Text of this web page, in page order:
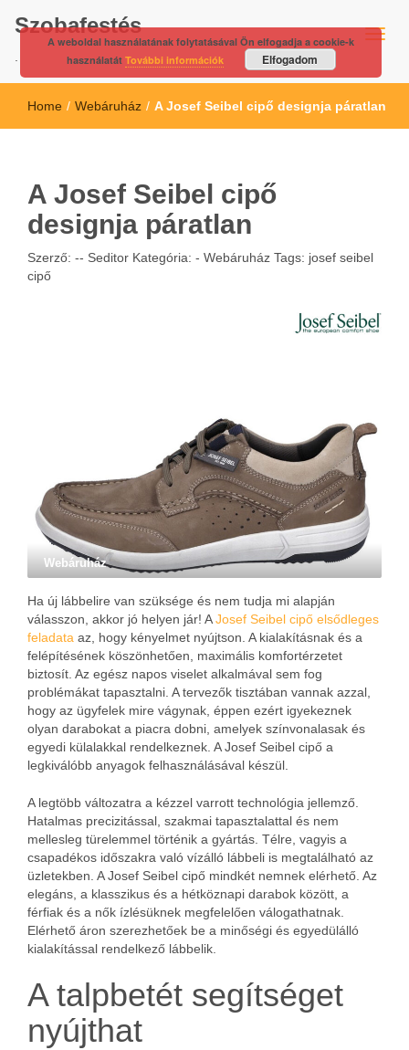
Szobafestés
Home / Webáruház / A Josef Seibel cipő designja páratlan
A Josef Seibel cipő
designja páratlan
Szerző: -- Seditor Kategória: - Webáruház Tags: josef seibel
cipő
Webáruház
Ha új lábbelire van szüksége és nem tudja mi alapján
válasszon, akkor jó helyen jár! AJosef Seibel cipő elsődleges
feladata az, hogy kényelmet nyújtson. A kialakításnak és a
felépítésének köszönhetően, maximális komfortérzetet
biztosít. Az egész napos viselet alkalmával sem fog
problémákat tapasztalni. A tervezők tisztában vannak azzal,
hogy az ügyfelek mire vágynak, éppen ezért igyekeznek
olyan darabokat a piacra dobni, amelyek színvonalasak és
egyedi külalakkal rendelkeznek. A Josef Seibel cipő a
legkiválóbb anyagok felhasználásával készül.
A legtöbb változatra a kézzel varrott technológia jellemző.
Hatalmas precizitással, szakmai tapasztalattal és nem
mellesleg türelemmel történik a gyártás. Télre, vagyis a
csapadékos időszakra való vízálló lábbeli is megtalálható az
üzletekben. A Josef Seibel cipő mindkét nemnek elérhető. Az
elegáns, a klasszikus és a hétköznapi darabok között, a
férfiak és a nők ízlésüknek megfelelően válogathatnak.
Elérhető áron szerezhetőek be a minőségi és egyedülálló
kialakítással rendelkező lábbelik.
A talpbetét segítséget
nyújthat
A weboldal használatának folytatásával Ön elfogadja a cookie-k
használatát További információk Elfogadom